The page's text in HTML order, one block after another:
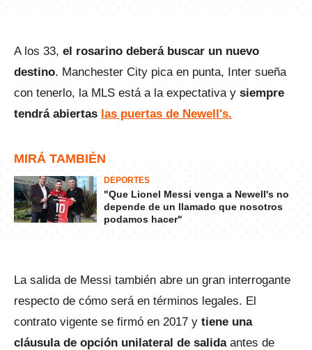
A los 33, el rosarino deberá buscar un nuevo
destino. Manchester City pica en punta, Inter sueña
con tenerlo, la MLS está a la expectativa y siempre
tendrá abiertas las puertas de Newell's.
MIRÁ TAMBIÉN
DEPORTES
"Que Lionel Messi venga a Newell's no
depende de un llamado que nosotros
podamos hacer"
La salida de Messi también abre un gran interrogante
respecto de cómo será en términos legales. El
contrato vigente se firmó en 2017 y tiene una
cláusula de opción unilateral de salida antes de